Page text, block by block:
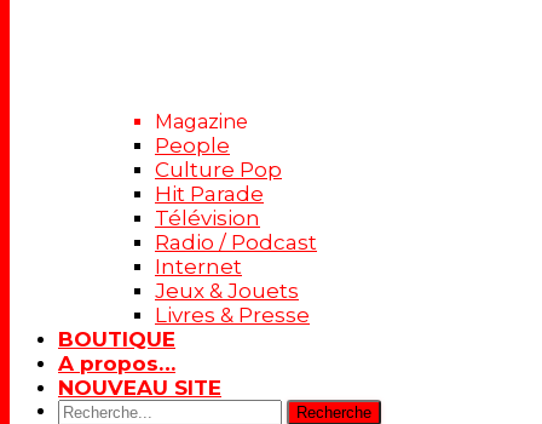
Magazine
People
Culture Pop
Hit Parade
Télévision
Radio / Podcast
Internet
Jeux & Jouets
Livres & Presse
BOUTIQUE
A propos…
NOUVEAU SITE
Rechercher: